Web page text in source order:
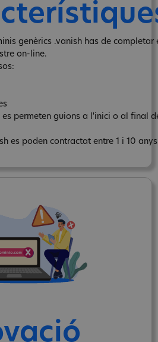
genèrics .vanish has de completar
on-line.
es permeten guions a l'inici o al final
es poden contractat entre 1 i 10